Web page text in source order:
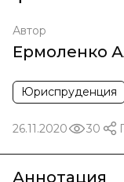
Автор
Ермоленко
Юриспруденция
26.11.2020 30
Аннотация